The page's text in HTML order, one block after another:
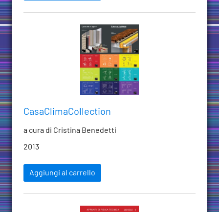
CasaClimaCollection
a cura di Cristina Benedetti
2013
Aggiungi al carrello